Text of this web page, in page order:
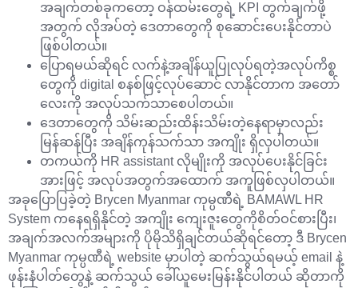
အချက်တစ်ခုကတော့ ဝန်ထမ်းတွေရဲ့ KPI တွက်ချက်ဖို့
အတွက် လိုအပ်တဲ့ ဒေတာတွေကို စုဆောင်းပေးနိုင်တာပဲ
ဖြစ်ပါတယ်။
ပြောရမယ်ဆိုရင် လက်နဲ့အချိန်ယူပြုလုပ်ရတဲ့အလုပ်ကိစ္စ
တွေကို digital စနစ်ဖြင့်လုပ်ဆောင် လာနိုင်တာက အတော်
လေးကို အလုပ်သက်သာစေပါတယ်။
ဒေတာတွေကို သိမ်းဆည်းထိန်းသိမ်းတဲ့နေရာမှာလည်း
မြန်ဆန်ပြီး အချိန်ကုန်သက်သာ အကျိုး ရှိလှပါတယ်။
တကယ်ကို HR assistant လိုမျိုးကို အလုပ်ပေးနိုင်ခြင်း
အားဖြင့် အလုပ်အတွက်အထောက် အကူဖြစ်လှပါတယ်။
အခုပြောပြခဲ့တဲ့ Brycen Myanmar ကုမ္ပဏီရဲ့ BAMAWL HR
System ကနေရရှိနိုင်တဲ့ အကျိုး ကျေးဇူးတွေကိုစိတ်ဝင်စားပြီး၊
အချက်အလက်အများကို ပိုမိုသိရှိချင်တယ်ဆိုရင်တော့ ဒီ Brycen
Myanmar ကုမ္ပဏီရဲ့ website မှာပါတဲ့ ဆက်သွယ်ရမယ့် email နဲ့
ဖုန်းနံပါတ်တွေနဲ့ ဆက်သွယ် ခေါ်ယူမေးမြန်းနိုင်ပါတယ် ဆိုတာကို